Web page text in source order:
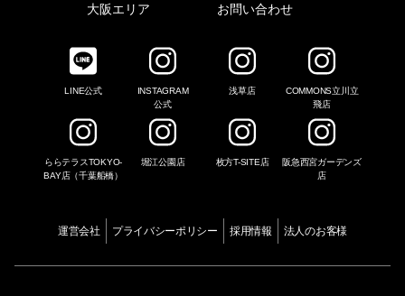
大阪エリア お問い合わせ
LINE公式
INSTAGRAM
公式
浅草店
COMMONS立川立
飛店
ららテラスTOKYO-
BAY店（千葉船橋）
堀江公園店 枚方T-SITE店
阪急西宮ガーデンズ
店
運営会社 プライバシーポリシー 採用情報 法人のお客様